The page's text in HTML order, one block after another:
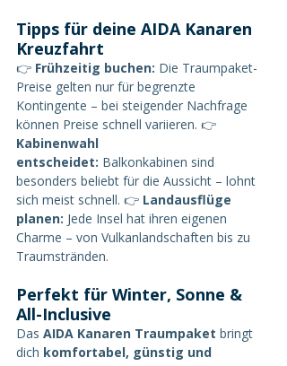
Tipps für deine AIDA Kanaren
Kreuzfahrt
👉 Frühzeitig buchen: Die Traumpaket-
Preise gelten nur für begrenzte
Kontingente – bei steigender Nachfrage
können Preise schnell variieren. 👉
Kabinenwahl
entscheidet: Balkonkabinen sind
besonders beliebt für die Aussicht – lohnt
sich meist schnell. 👉 Landausflüge
planen: Jede Insel hat ihren eigenen
Charme – von Vulkanlandschaften bis zu
Traumstränden.
Perfekt für Winter, Sonne &
All-Inclusive
Das AIDA Kanaren Traumpaket bringt
dich komfortabel, günstig und